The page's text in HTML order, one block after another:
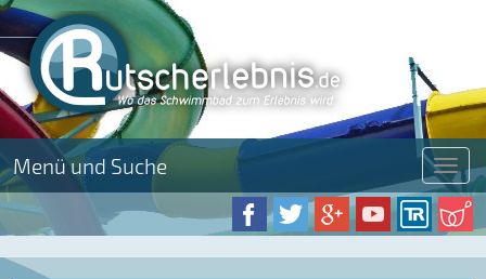
Menü und Suche Menü